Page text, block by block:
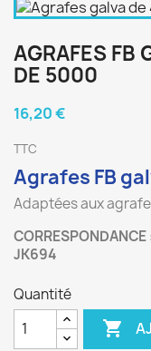
AGRAFES FB
DE 5000
16,20 €
TTC
Agrafes FB
Adaptées aux
JK694
Quantité
